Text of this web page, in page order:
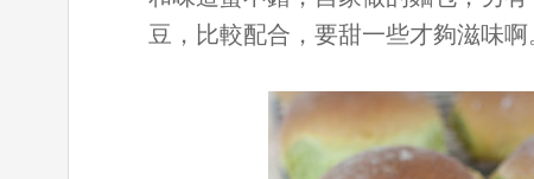
豆，比較配合，要甜一些才夠滋味啊